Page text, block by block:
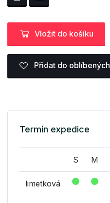
Vložit do košíku
Přidat do oblíbených
Termín expedice
S M
limetková